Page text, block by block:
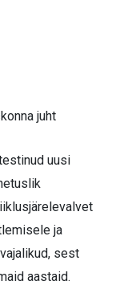
juht
uusi
ja
sest
aastaid.